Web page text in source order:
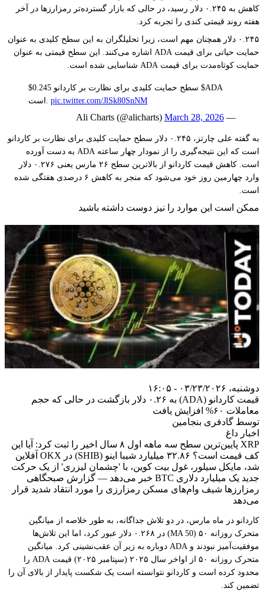
کاهش به ۰.۲۴۵ دلار رسید، در حالی که بازار گسترده‌تر رمزارزها در آخر
هفته روند قیمتی کندی را تجربه کرد.
۰.۲۴۵ دلار همچنان مهم است، زیرا تحلیلگران به این سطح کلیدی به عنوان
حمایت حیاتی برای قیمت ADA اشاره می‌کنند. این سطح قیمتی به عنوان
حمایت کوتاه‌مدت برای قیمت ADA شناسایی شده است.
$0.245 سطح حمایت کلیدی برای نظارت بر کاردانو $ADA
است. pic.twitter.com/JlSk80SnNM
— Ali Charts (@alicharts)
March 28, 2026
به گفته علی چارتز، ۰.۲۴۵ دلار سطح حمایت کلیدی برای نظارت بر کاردانو
است که این نتیجه‌گیری را از نمودار چهار ساعته ADA به دست آورده
است. کاهش قیمت کاردانو از بالاترین سطح ۲۶ مارس یعنی ۰.۲۷۶ دلار
وارد چهارمین روز خود می‌شود که منجر به کاهش ۶ درصدی هفتگی شده
است.
ممکن است این موارد را نیز دوست داشته باشید
دوشنبه، ۰۳/۲۳/۲۰۲۶ - ۱۶:۰۵
قیمت کاردانو (ADA) به ۰.۲۶ دلار بازگشت در حالی که حجم
معاملات ۶۰% افزایش یافت
توسط گادفری بنجامین
اخبار داغ
XRP پایین‌ترین سطح سه ماهه اول ۸ سال اخیر را ثبت کرد: آیا این
کف قیمت است؟ ۳۲.۸۶ میلیارد شیبا اینو (SHIB) در OKX آفلاین
شد، مایکل سیلور، غول بیت کوین، با 'چشمان لیزری' از یک حرکت
جدید یک میلیارد دلاری BTC خبر می‌دهد — گزارش صبحگاهی
رمزارزها شیف وام‌های مسکن رمزارزی را مورد انتقاد شدید قرار
می‌دهد
کاردانو در ماه مارس، در دو تلاش جداگانه، به طور خلاصه از میانگین
متحرک روزانه ۵۰ (MA 50) در ۰.۲۶۸ دلار عبور کرد، اما این تلاش‌ها
موفقیت‌آمیز نبودند و ADA دوباره به زیر آن عقب‌نشینی کرد. میانگین
متحرک روزانه ۵۰ از اواخر سال ۲۰۲۵ (سپتامبر ۲۰۲۵) قیمت ADA را
محدود کرده است و کاردانو نتوانسته است یک شکست پایدار از بالای آن را
تضمین کند.